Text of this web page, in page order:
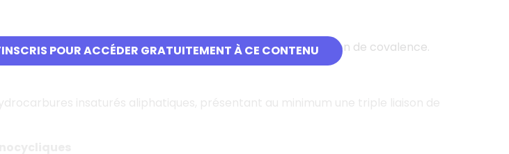
POUR ACCÉDER GRATUITEMENT À CE CONTENU
aliphatiques, présentant au minimum une double liaison de covalence.
insaturés aliphatiques, présentant au minimum une triple liaison de